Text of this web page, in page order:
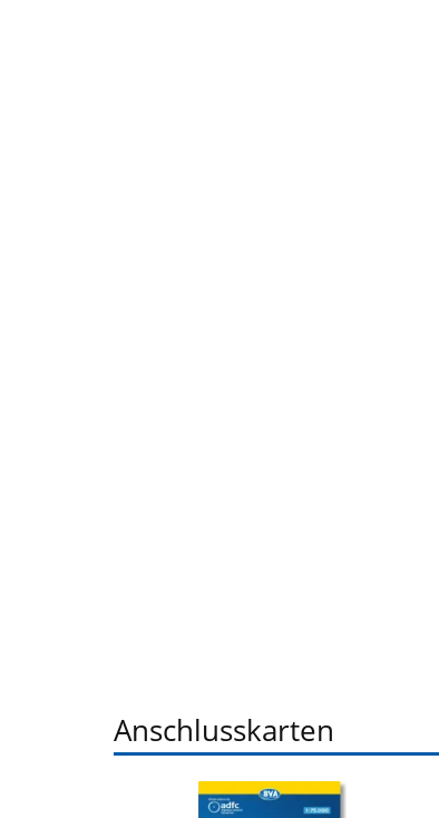
Anschlusskarten